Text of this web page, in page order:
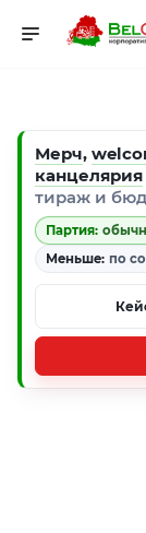
Мерч,
канцелярия
тираж и
Партия:
Меньше: по